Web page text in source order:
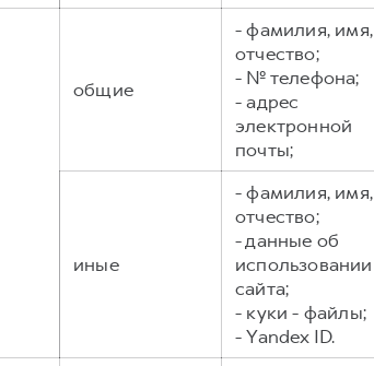
общие
- фамилия, имя,
отчество;
- № телефона;
- адрес
электронной
почты;
иные
- фамилия, имя,
отчество;
- данные об
использовании
сайта;
- куки - файлы;
- Yandex ID.